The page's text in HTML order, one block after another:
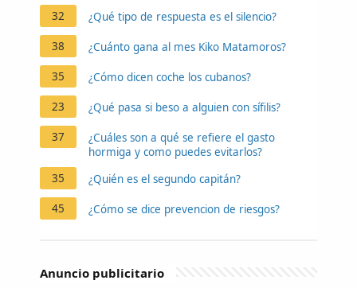
32
¿Qué tipo de respuesta es el silencio?
38 ¿Cuánto gana al mes Kiko Matamoros?
35 ¿Cómo dicen coche los cubanos?
23 ¿Qué pasa si beso a alguien con sífilis?
37
¿Cuáles son a qué se refiere el gasto
hormiga y como puedes evitarlos?
35
¿Quién es el segundo capitán?
45 ¿Cómo se dice prevencion de riesgos?
Anuncio publicitario